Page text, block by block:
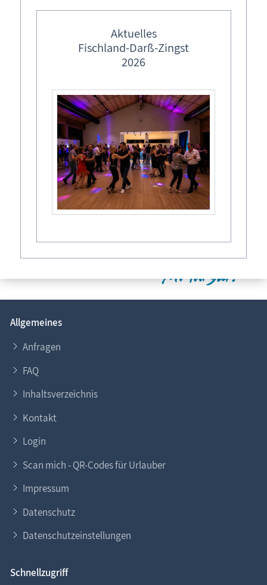
Internet-Agentur viertel-net
18182 Rövershagen
+49 (0)38 202 - 306 87
0173 - 624 37 64
E-Mail schreiben
Aktuelles
Fischland-Darß-Zingst
2026
Allgemeines
Anfragen
FAQ
Inhaltsverzeichnis
Kontakt
Login
Scan mich - QR-Codes für Urlauber
Impressum
Datenschutz
Datenschutzeinstellungen
Schnellzugriff